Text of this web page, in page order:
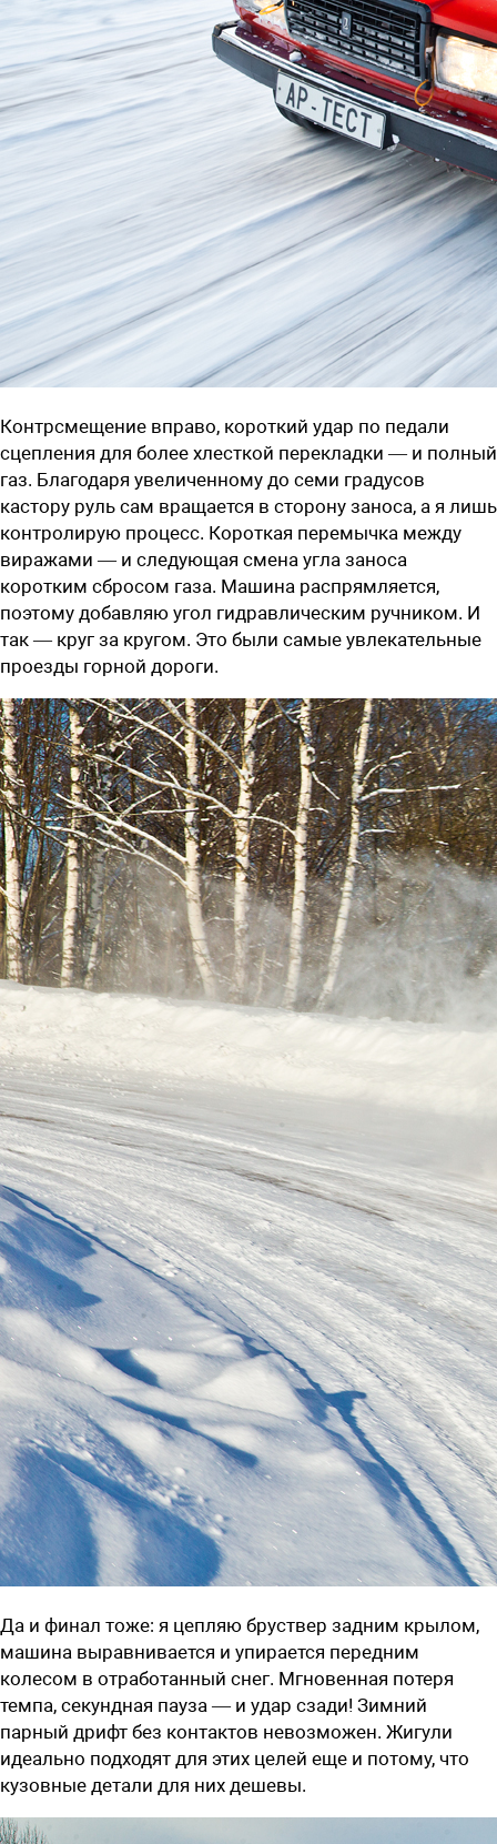
Контрсмещение вправо, короткий удар по педали
сцепления для более хлесткой перекладки — и полный
газ. Благодаря увеличенному до семи градусов
кастору руль сам вращается в сторону заноса, а я лишь
контролирую процесс. Короткая перемычка между
виражами — и следующая смена угла заноса
коротким сбросом газа. Машина распрямляется,
поэтому добавляю угол гидравлическим ручником. И
так — круг за кругом. Это были самые увлекательные
проезды горной дороги.
Да и финал тоже: я цепляю бруствер задним крылом,
машина выравнивается и упирается передним
колесом в отработанный снег. Мгновенная потеря
темпа, секундная пауза — и удар сзади! Зимний
парный дрифт без контактов невозможен. Жигули
идеально подходят для этих целей еще и потому, что
кузовные детали для них дешевы.